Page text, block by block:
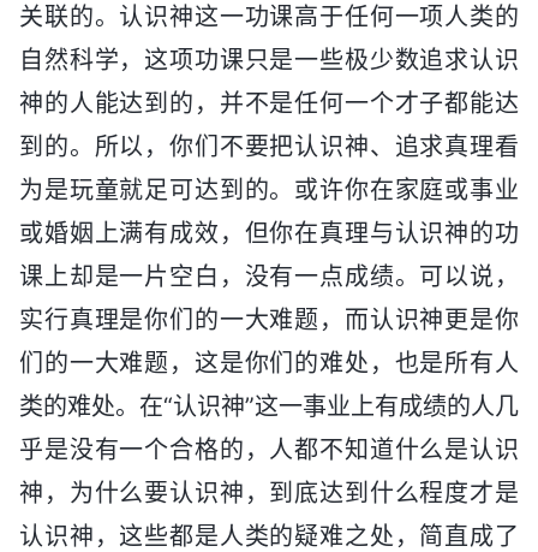
关联的。认识神这一功课高于任何一项人类的
自然科学，这项功课只是一些极少数追求认识
神的人能达到的，并不是任何一个才子都能达
到的。所以，你们不要把认识神、追求真理看
为是玩童就足可达到的。或许你在家庭或事业
或婚姻上满有成效，但你在真理与认识神的功
课上却是一片空白，没有一点成绩。可以说，
实行真理是你们的一大难题，而认识神更是你
们的一大难题，这是你们的难处，也是所有人
类的难处。在“认识神”这一事业上有成绩的人几
乎是没有一个合格的，人都不知道什么是认识
神，为什么要认识神，到底达到什么程度才是
认识神，这些都是人类的疑难之处，简直成了